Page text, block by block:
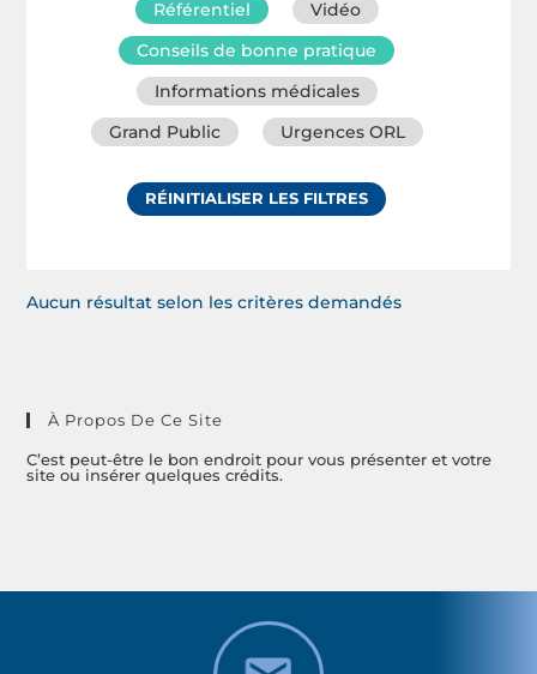
Référentiel
Vidéo
Conseils de bonne pratique
Informations médicales
Grand Public
Urgences ORL
RÉINITIALISER LES FILTRES
Aucun résultat selon les critères demandés
À Propos De Ce Site
C’est peut-être le bon endroit pour vous présenter et votre
site ou insérer quelques crédits.